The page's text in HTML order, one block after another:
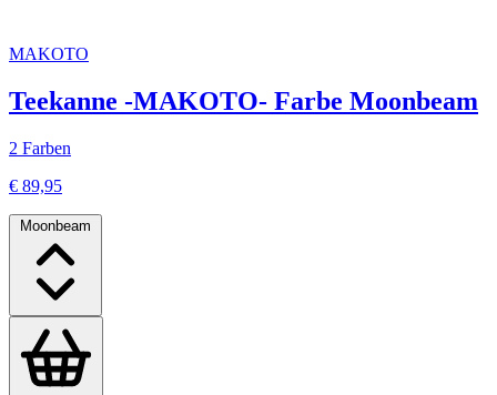
MAKOTO
Teekanne -MAKOTO- Farbe Moonbeam
2 Farben
€ 89,95
Moonbeam